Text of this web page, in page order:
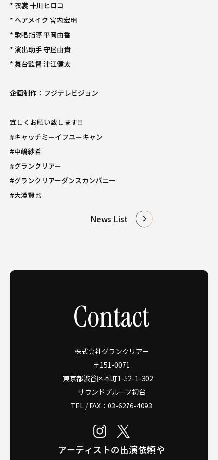
* 衣裳 十川ヒロコ
* ヘアメイク 宮内宏明
* 歌唱指導 平岡由香
* 演出助手 守屋由貴
* 舞台監督 津江健太
企画制作：フジテレビジョン
宜しくお願い致します‼️
#キャッチミーイフユーキャン
#中嶋紗希
#グランクリアー
#グランクリアーダンスカンパニー
#大澄賢也
News List
Contact
株式会社グランクリアー
〒151-0071
東京都渋谷区本町1-52-1-302
サウンドプルーフ初台
TEL / FAX：03-6276-4093
アーティストの出演依頼や